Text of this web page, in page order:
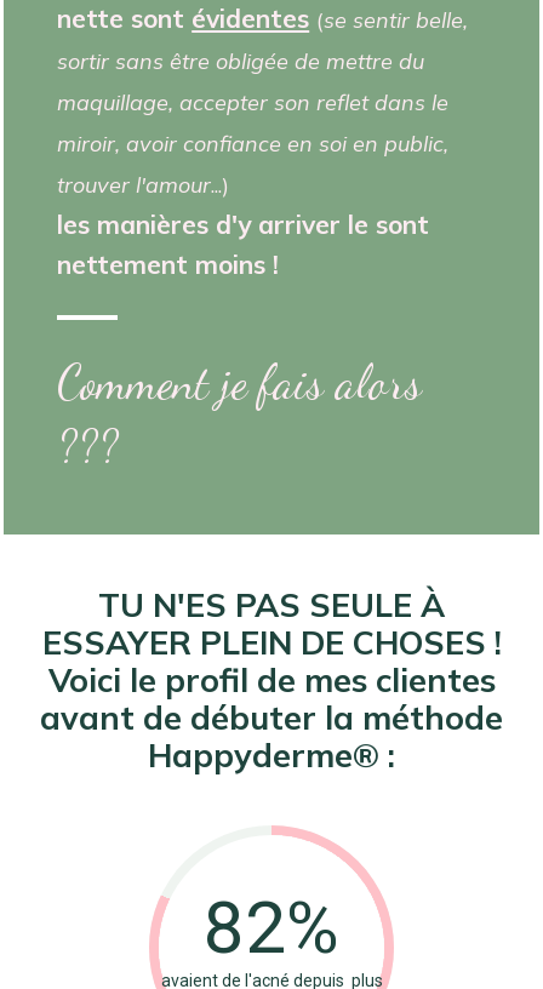
nette sont évidentes (se sentir belle,
sortir sans être obligée de mettre du
maquillage, accepter son reflet dans le
miroir, avoir confiance en soi en public,
trouver l'amour...)
les manières d'y arriver le sont
nettement moins !
Comment je fais alors
???
TU N'ES PAS SEULE À
ESSAYER PLEIN DE CHOSES !
Voici le profil de mes clientes
avant de débuter la méthode
Happyderme® :
82%
avaient de l'acné depuis plus